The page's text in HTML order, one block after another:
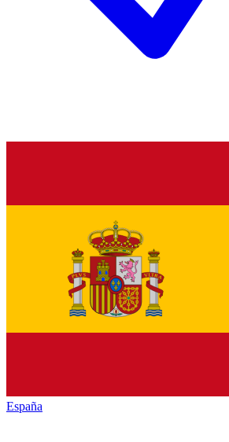
España